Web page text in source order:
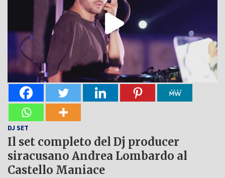
DJ SET
Il set completo del Dj producer
siracusano Andrea Lombardo al
Castello Maniace